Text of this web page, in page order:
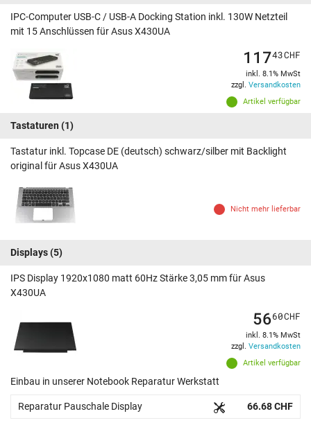
IPC-Computer USB-C / USB-A Docking Station inkl. 130W Netzteil
mit 15 Anschlüssen für Asus X430UA
Artikel verfügbar
11743CHF
inkl. 8.1% MwSt
zzgl. Versandkosten
Tastaturen (1)
Tastatur inkl. Topcase DE (deutsch) schwarz/silber mit Backlight
original für Asus X430UA
Nicht mehr lieferbar
Displays(5)
IPS Display 1920x1080 matt 60Hz Stärke 3,05 mm für Asus
X430UA
Artikel verfügbar
5660CHF
inkl. 8.1% MwSt
zzgl. Versandkosten
Einbau in unserer Notebook Reparatur Werkstatt
Reparatur Pauschale Display 66.68 CHF